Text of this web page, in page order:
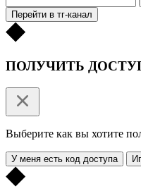
Перейти в тг-канал
ПОЛУЧИТЬ
Выберите как вы хотите
У меня есть код доступа